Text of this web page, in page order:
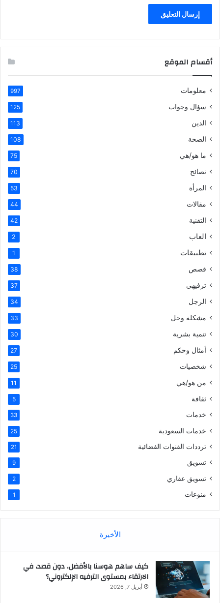
أقسام الموقع
معلومات 997
سؤال وجواب 125
الدين 113
الصحة 108
ما هو/هي 75
نصائح 70
المرأة 53
مقالات 44
التقنية 42
العاب 2
تطبيقات 1
قصص 38
ترفيهي 37
الرجل 34
مشكلة وحل 33
تنمية بشرية 30
أمثال وحكم 27
شخصيات 25
من هو/هي 11
ثقافة 5
خدمات 33
خدمات السعودية 25
ترددات القنوات الفضائية 21
تسويق 9
تسويق عقاري 2
منوعات 1
الأخيرة
كيف ساهم هوسنا بالأفضل، دون قصد، في
الارتقاء بمستوى الترفيه الإلكتروني؟
أبريل 7, 2026